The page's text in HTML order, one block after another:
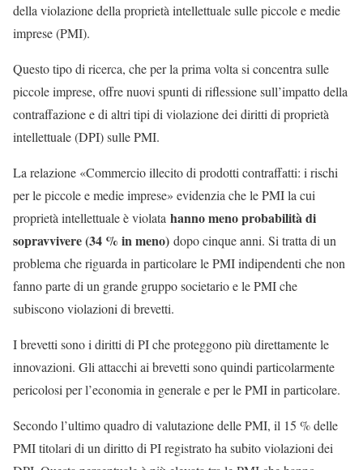
della violazione della proprietà intellettuale sulle piccole e medie
imprese (PMI).
Questo tipo di ricerca, che per la prima volta si concentra sulle
piccole imprese, offre nuovi spunti di riflessione sull’impatto della
contraffazione e di altri tipi di violazione dei diritti di proprietà
intellettuale (DPI) sulle PMI.
La relazione «Commercio illecito di prodotti contraffatti: i rischi
per le piccole e medie imprese» evidenzia che le PMI la cui
proprietà intellettuale è violata hanno meno probabilità di
sopravvivere (34 % in meno) dopo cinque anni. Si tratta di un
problema che riguarda in particolare le PMI indipendenti che non
fanno parte di un grande gruppo societario e le PMI che
subiscono violazioni di brevetti.
I brevetti sono i diritti di PI che proteggono più direttamente le
innovazioni. Gli attacchi ai brevetti sono quindi particolarmente
pericolosi per l’economia in generale e per le PMI in particolare.
Secondo l’ultimo quadro di valutazione delle PMI, il 15 % delle
PMI titolari di un diritto di PI registrato ha subito violazioni dei